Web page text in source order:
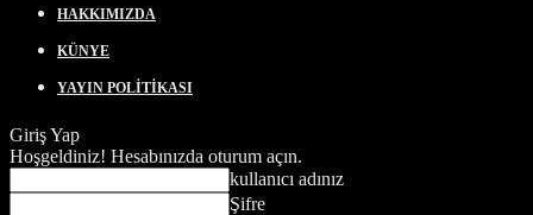
HAKKIMIZDA
KÜNYE
YAYIN POLİTİKASI
Giriş Yap
Hoşgeldiniz! Hesabınızda oturum açın.
kullanıcı adınız
Şifre